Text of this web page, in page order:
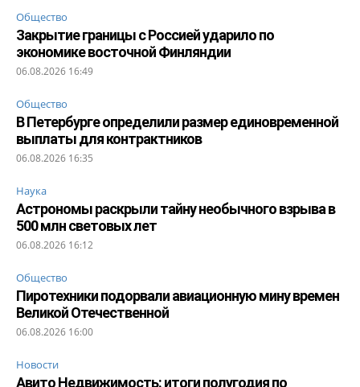
Общество
Закрытие границы с Россией ударило по
экономике восточной Финляндии
06.08.2026 16:49
Общество
В Петербурге определили размер единовременной
выплаты для контрактников
06.08.2026 16:35
Наука
Астрономы раскрыли тайну необычного взрыва в
500 млн световых лет
06.08.2026 16:12
Общество
Пиротехники подорвали авиационную мину времен
Великой Отечественной
06.08.2026 16:00
Новости
Авито Недвижимость: итоги полугодия по